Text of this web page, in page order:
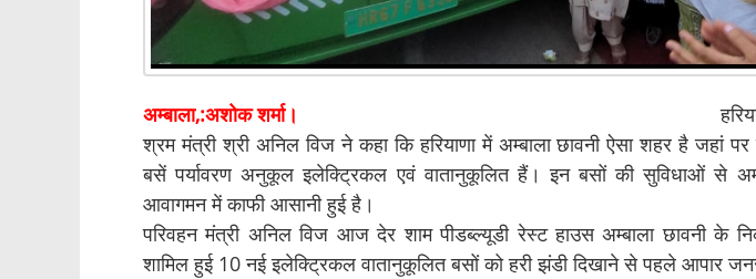
अम्बाला,:अशोक शर्मा।
श्रम मंत्री श्री अनिल विज ने कहा कि हरियाणा में अम्बाला छावनी ऐसा शहर है जहां
बसें पर्यावरण अनुकूल इलेक्ट्रिकल एवं वातानुकूलित हैं। इन बसों की सुविधाओं से
आवागमन में काफी आसानी हुई है।
परिवहन मंत्री अनिल विज आज देर शाम पीडब्ल्यूडी रेस्ट हाउस अम्बाला छावनी
शामिल हुई 10 नई इलेक्ट्रिकल वातानुकूलित बसों को हरी झंडी दिखाने से पहले आपार